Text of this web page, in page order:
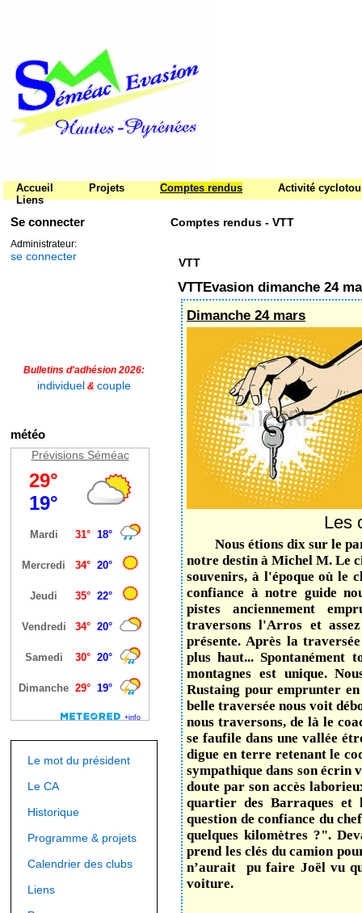
Accueil Projets Comptes rendus
Activité
Liens
Se connecter
Administrateur:
se connecter
Bulletins d'adhésion 2026:
individuel & couple
météo
Prévisions Séméac
Le mot du président
Le CA
Historique
Programme & projets
Calendrier des clubs
Liens
Comptes rendus - VTT
VTT
VTTEvasion dimanche 24
Dimanche 24 mars
Les
Nous étions dix sur le
notre destin à Michel M. Le
souvenirs, à l'époque où le
confiance à notre guide
pistes anciennement
traversons l'Arros et
présente. Après la
plus haut... Spontanément
montagnes est unique.
Rustaing pour emprunter
belle traversée nous voit
nous traversons, de là le
se faufile dans une vallée
digue en terre retenant le
sympathique dans son écrin
doute par son accès
quartier des Barraques et
question de confiance du
quelques kilomètres ?".
prend les clés du camion
n’aurait pu faire Joël vu
voiture.